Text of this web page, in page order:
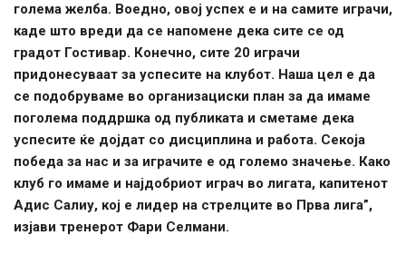
голема желба. Воедно, овој успех е и на самите играчи,
каде што вреди да се напомене дека сите се од
градот Гостивар. Конечно, сите 20 играчи
придонесуваат за успесите на клубот. Наша цел е да
се подобруваме во организациски план за да имаме
поголема поддршка од публиката и сметаме дека
успесите ќе дојдат со дисциплина и работа. Секоја
победа за нас и за играчите е од големо значење. Како
клуб го имаме и најдобриот играч во лигата, капитенот
Адис Салиу, кој е лидер на стрелците во Прва лига”,
изјави тренерот Фари Селмани.